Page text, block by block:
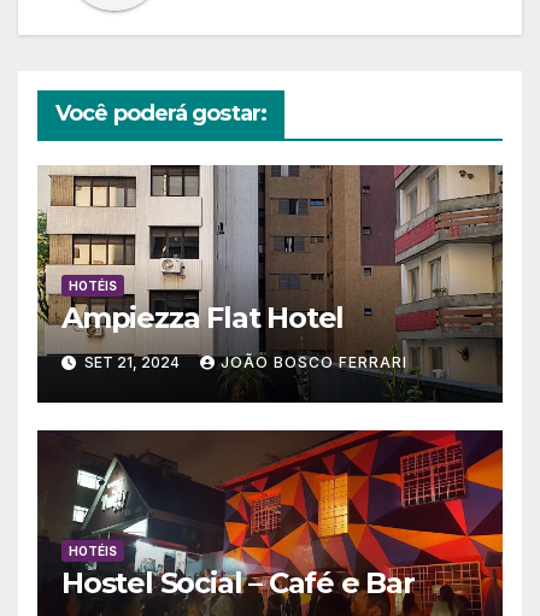
Você poderá gostar:
HOTÉIS
Ampiezza Flat Hotel
SET 21, 2024 JOÃO BOSCO FERRARI
HOTÉIS
Hostel Social – Café e Bar